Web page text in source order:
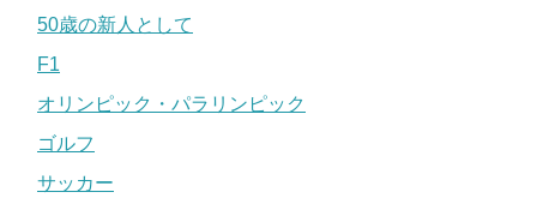
50歳の新人として
F1
オリンピック・パラリンピック
ゴルフ
サッカー